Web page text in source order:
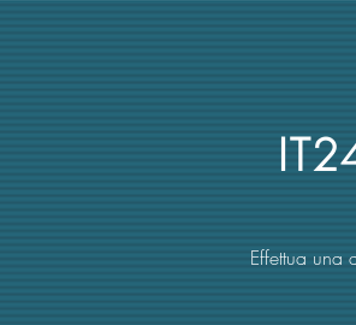
Effettua